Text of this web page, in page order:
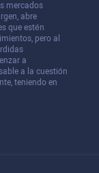
mercados
abre
que estén
pero al
a
a la cuestión
teniendo en